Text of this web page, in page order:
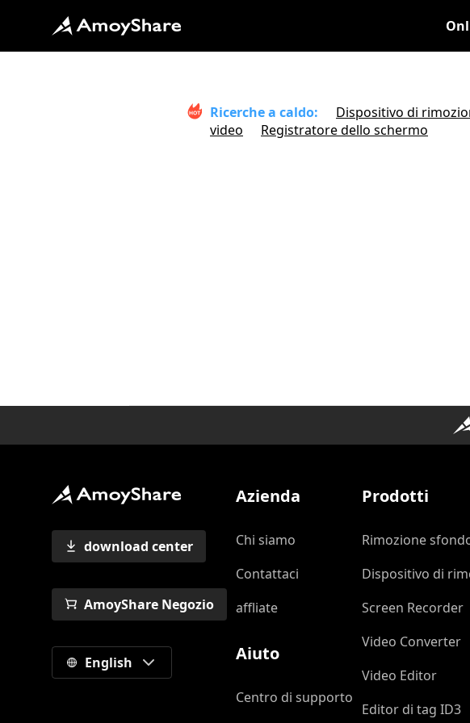
Ricerche a caldo: Dispositivo di
video
Registratore dello schermo
download center
AmoyShare Negozio
English
Azienda
Chi siamo
Contattaci
affliate
Aiuto
Centro di supporto
Prodotti
Rimozione
Dispositivo di
Screen Recorder
Video Converter
Video Editor
Editor di tag ID3